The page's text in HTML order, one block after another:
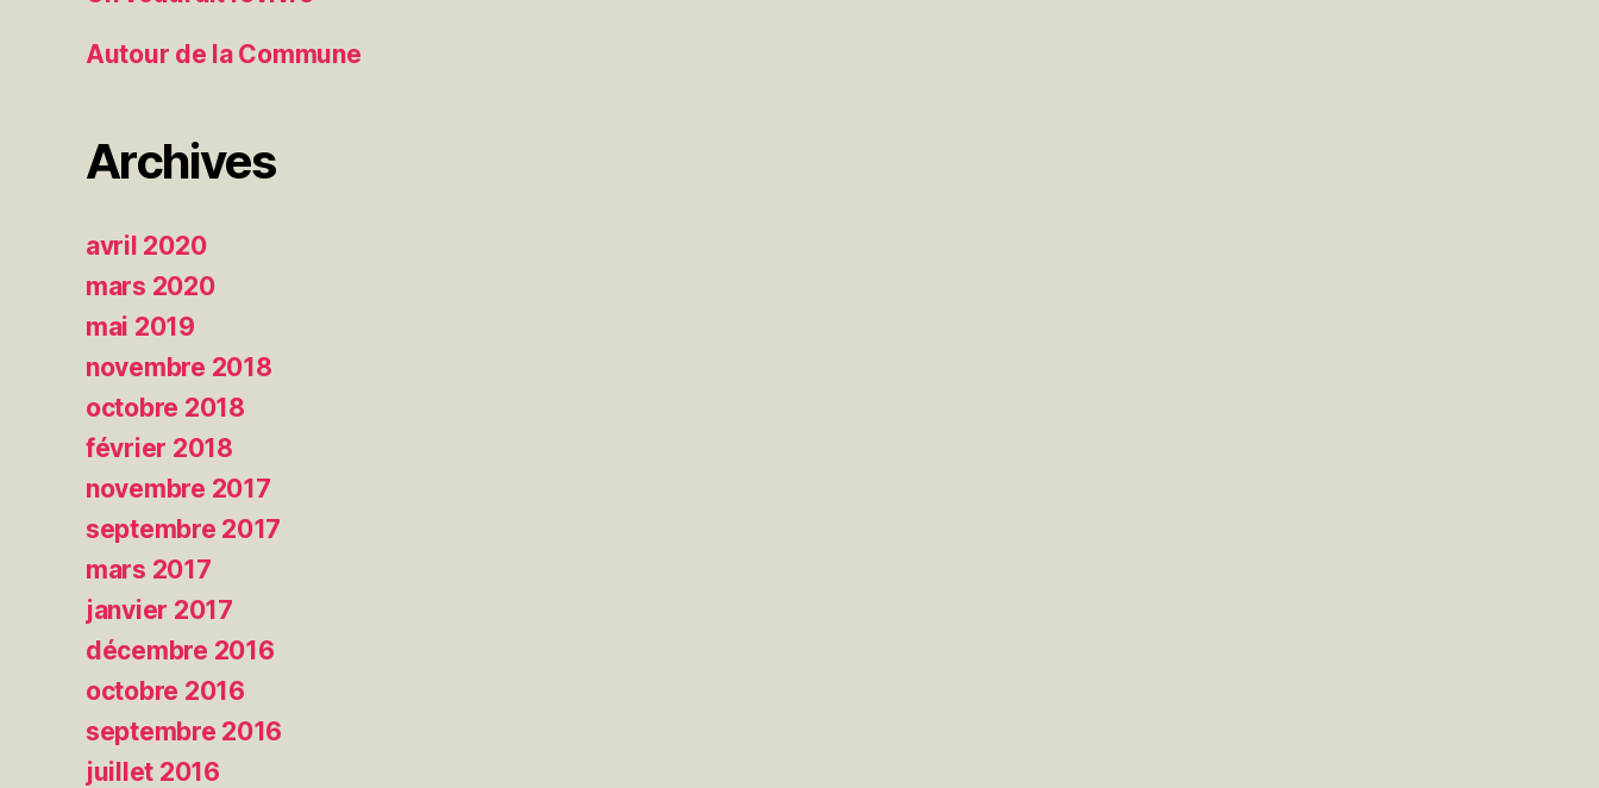
Autour de la Commune
Archives
avril 2020
mars 2020
mai 2019
novembre 2018
octobre 2018
février 2018
novembre 2017
septembre 2017
mars 2017
janvier 2017
décembre 2016
octobre 2016
septembre 2016
juillet 2016